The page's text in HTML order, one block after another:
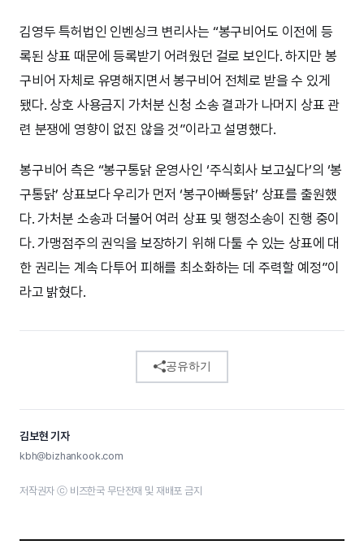
김영두 특허법인 인벤싱크 변리사는 “봉구비어도 이전에 등
록된 상표 때문에 등록받기 어려웠던 걸로 보인다. 하지만 봉
구비어 자체로 유명해지면서 봉구비어 전체로 받을 수 있게
됐다. 상호 사용금지 가처분 신청 소송 결과가 나머지 상표 관
련 분쟁에 영향이 없진 않을 것”이라고 설명했다.
봉구비어 측은 “봉구통닭 운영사인 ‘주식회사 보고싶다’의 ‘봉
구통닭’ 상표보다 우리가 먼저 ‘봉구아빠통닭’ 상표를 출원했
다. 가처분 소송과 더불어 여러 상표 및 행정소송이 진행 중이
다. 가맹점주의 권익을 보장하기 위해 다툴 수 있는 상표에 대
한 권리는 계속 다투어 피해를 최소화하는 데 주력할 예정”이
라고 밝혔다.
공유하기
김보현 기자
kbh@bizhankook.com
저작권자 ⓒ 비즈한국 무단전재 및 재배포 금지